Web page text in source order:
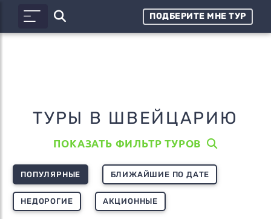
ПОДБЕРИТЕ МНЕ ТУР
ТУРЫ В ШВЕЙЦАРИЮ
ПОКАЗАТЬ ФИЛЬТР ТУРОВ
ПОПУЛЯРНЫЕ БЛИЖАЙШИЕ ПО ДАТЕ
НЕДОРОГИЕ АКЦИОННЫЕ